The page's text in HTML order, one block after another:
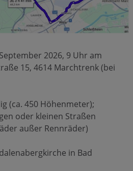
2026, 9 Uhr am
15, 4614 Marchtrenk (bei
(ca. 450 Höhenmeter);
oder kleinen Straßen
außer Rennräder)
in Bad